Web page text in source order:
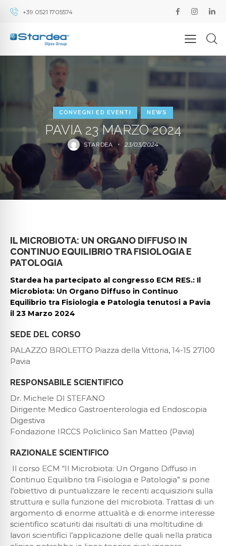
+39 0521 1705574
CONVEGNI ED EVENTI NEWS
PAVIA 23 MARZO 2024
STARDEA 23/03/2024
IL MICROBIOTA: UN ORGANO DIFFUSO IN
CONTINUO EQUILIBRIO TRA FISIOLOGIA E
PATOLOGIA
Stardea ha partecipato al congresso ECM RES.: Il
Microbiota: Un Organo Diffuso in Continuo
Equilibrio tra Fisiologia e Patologia tenutosi a Pavia
il 23 Marzo 2024
SEDE DEL CORSO
PALAZZO BROLETTO Piazza della Vittoria, 14-15 27100
Pavia
RESPONSABILE SCIENTIFICO
Dr. Michele DI STEFANO
Dirigente Medico Gastroenterologia ed Endoscopia
Digestiva
Fondazione IRCCS Policlinico San Matteo (Pavia)
RAZIONALE SCIENTIFICO
Il corso ECM “Il Microbiota: Un Organo Diffuso in
Continuo Equilibrio tra Fisiologia e Patologia” si pone
l’obiettivo di puntualizzare le recenti acquisizioni sulla
struttura e sulla funzione del microbiota. Trattasi di un
argomento di enorme attualità e di enorme interesse
scientifico scaturiti dai risultati di una moltitudine di
lavori scientifici l’applicazione delle quali nella pratica